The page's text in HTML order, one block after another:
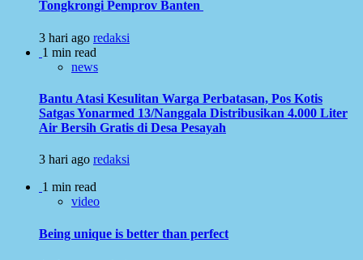
Tongkrongi Pemprov Banten
3 hari ago redaksi
1 min read
news
Bantu Atasi Kesulitan Warga Perbatasan, Pos Kotis
Satgas Yonarmed 13/Nanggala Distribusikan 4.000 Liter
Air Bersih Gratis di Desa Pesayah
3 hari ago redaksi
1 min read
video
Being unique is better than perfect